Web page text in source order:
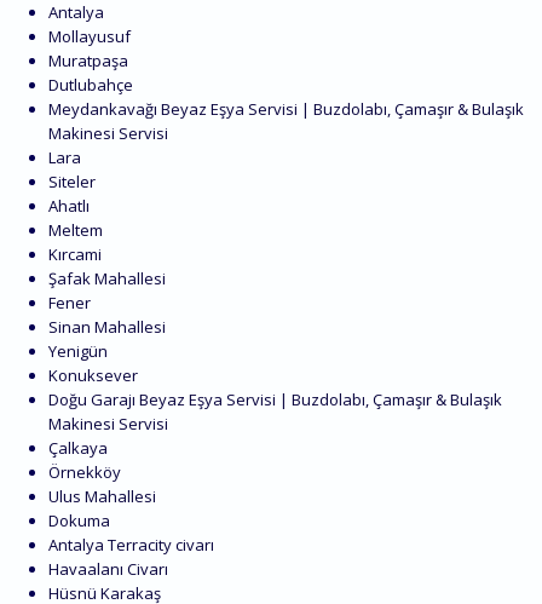
Antalya
Mollayusuf
Muratpaşa
Dutlubahçe
Meydankavağı Beyaz Eşya Servisi | Buzdolabı, Çamaşır & Bulaşık
Makinesi Servisi
Lara
Siteler
Ahatlı
Meltem
Kırcami
Şafak Mahallesi
Fener
Sinan Mahallesi
Yenigün
Konuksever
Doğu Garajı Beyaz Eşya Servisi | Buzdolabı, Çamaşır & Bulaşık
Makinesi Servisi
Çalkaya
Örnekköy
Ulus Mahallesi
Dokuma
Antalya Terracity civarı
Havaalanı Civarı
Hüsnü Karakaş